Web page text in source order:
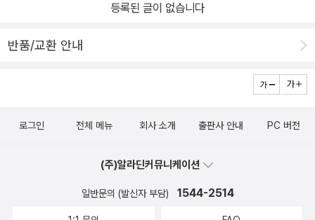
등록된 글이 없습니다
반품/교환 안내
로그인 전체 메뉴 회사 소개 출판사 안내 PC 버전
(주)알라딘커뮤니케이션
일반문의 (발신자 부담) 1544-2514